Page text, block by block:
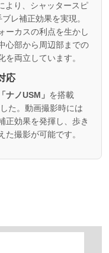
より、シャッタースピ
レ補正効果を実現。
ーカスの利点を生かし
心部から周辺部までの
を両立しています。
応
「ナノUSM」 を搭載
た。動画撮影時には
正効果を発揮し、歩き
た撮影が可能です。